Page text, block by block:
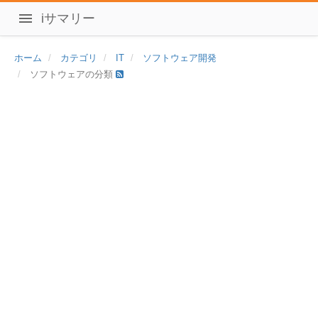
iサマリー
ホーム カテゴリ IT
ソフトウェア開発
ソフトウェアの分類